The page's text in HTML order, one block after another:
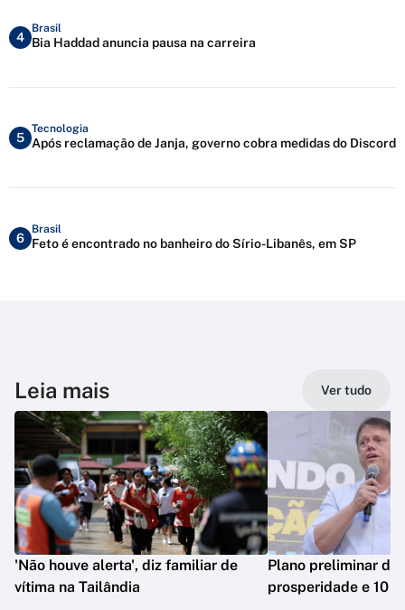
4
Brasil
Bia Haddad anuncia pausa na carreira
5
Tecnologia
Após reclamação de Janja, governo cobra medidas do Discord
6
Brasil
Feto é encontrado no banheiro do Sírio-Libanês, em SP
Leia mais Ver tudo
'Não houve alerta', diz familiar de
vítima na Tailândia
Plano preliminar de
prosperidade e 10